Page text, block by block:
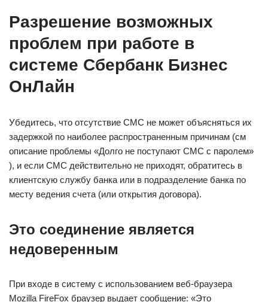
Разрешение возможных
проблем при работе в
системе Сбербанк Бизнес
ОнЛайн
Убедитесь, что отсутствие СМС не может объясняться их
задержкой по наиболее распространенным причинам (см
описание проблемы «Долго не поступают СМС с паролем»
), и если СМС действительно не приходят, обратитесь в
клиентскую службу банка или в подразделение банка по
месту ведения счета (или открытия договора).
Это соединение является
недоверенным
При входе в систему с использованием веб-браузера
Mozilla FireFox браузер выдает сообщение: «Это